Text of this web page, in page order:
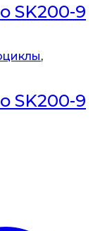
SK200-9
,
SK200-9